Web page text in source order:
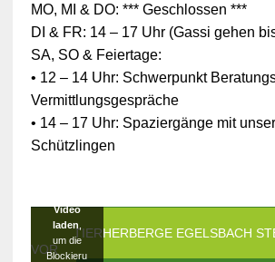
MO, MI & DO: *** Geschlossen ***
DI & FR: 14 – 17 Uhr (Gassi gehen
SA, SO & Feiertage:
• 12 – 14 Uhr: Schwerpunkt
Vermittlungsgespräche
• 14 – 17 Uhr: Spaziergänge mit
Schützlingen
DIE TIERHERBERGE EGELSBACH
VOR
Schutz
Ihrer
persönlic
hen
Daten ist
die
Verbindun
g zu
blockiert
Video
laden
um die
Blockieru